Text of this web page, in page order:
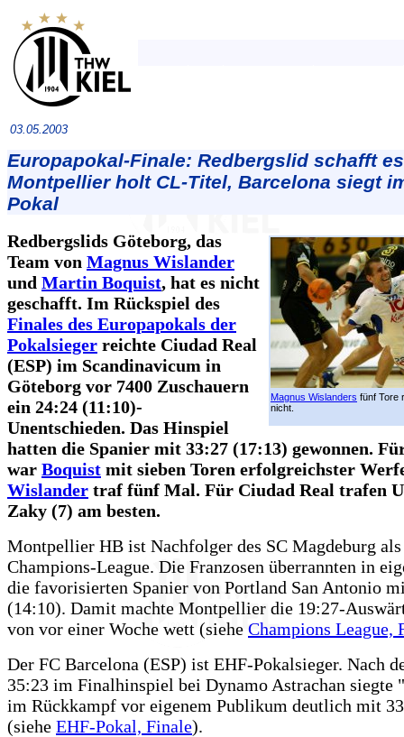
03.05.2003
Europapokal-Finale: Redbergslid schafft
Montpellier holt CL-Titel, Barcelona siegt
Pokal
Magnus Wislanders fünf Tore
nicht.
Redbergslids Göteborg, das
Team von Magnus Wislander
und Martin Boquist, hat es nicht
geschafft. Im Rückspiel des
Finales des Europapokals der
Pokalsieger reichte Ciudad Real
(ESP) im Scandinavicum in
Göteborg vor 7400 Zuschauern
ein 24:24 (11:10)-
Unentschieden. Das Hinspiel
hatten die Spanier mit 33:27 (17:13) gewonnen.
war Boquist mit sieben Toren erfolgreichster
Wislander traf fünf Mal. Für Ciudad Real trafen
Zaky (7) am besten.
Montpellier HB ist Nachfolger des SC Magdeburg als
Champions-League. Die Franzosen überrannten in
die favorisierten Spanier von Portland San Antonio
(14:10). Damit machte Montpellier die 19:27-
von vor einer Woche wett (siehe Champions League,
Der FC Barcelona (ESP) ist EHF-Pokalsieger. Nach
35:23 im Finalhinspiel bei Dynamo Astrachan siegte
im Rückkampf vor eigenem Publikum deutlich mit
(siehe EHF-Pokal, Finale).